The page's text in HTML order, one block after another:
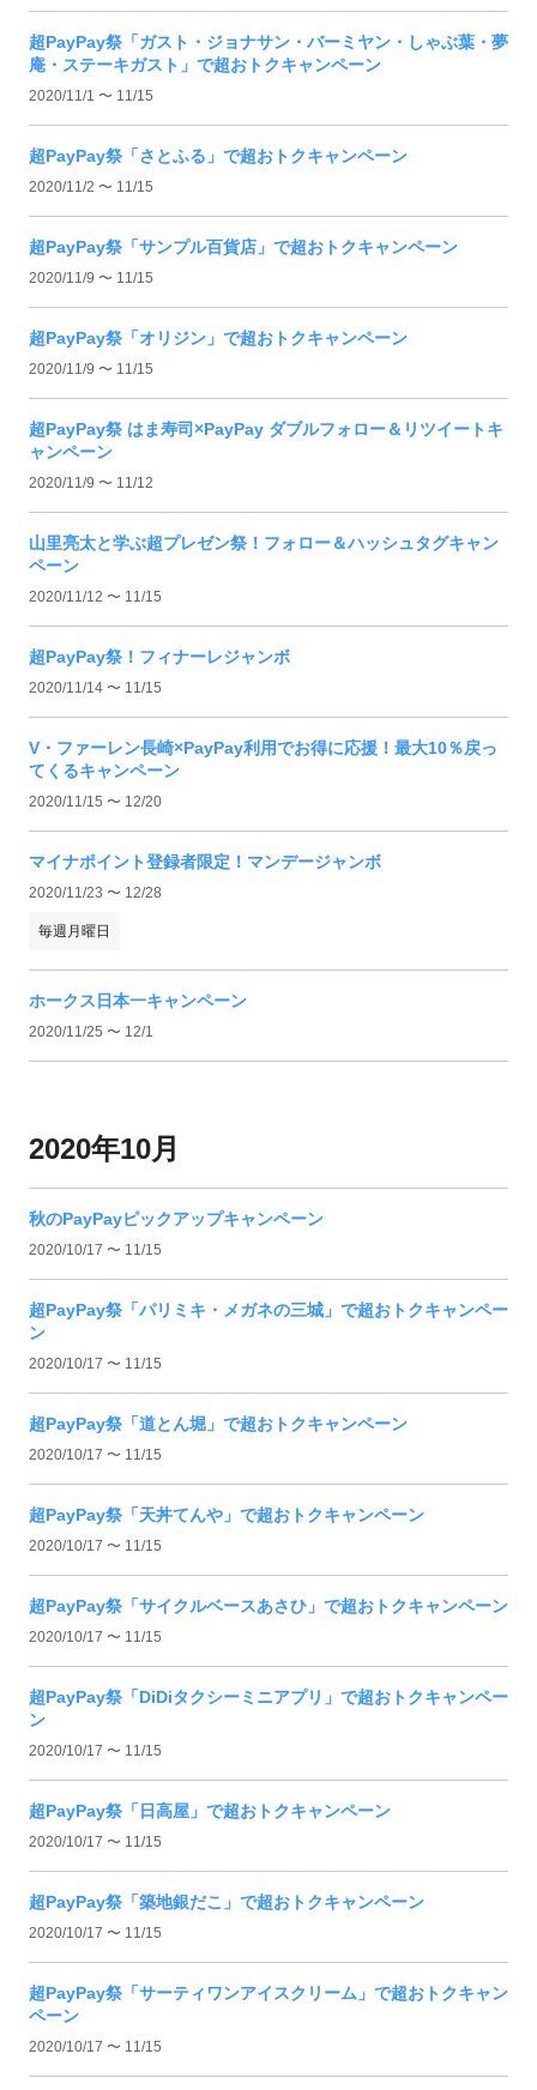
超PayPay祭「ガスト・ジョナサン・バーミヤン・しゃぶ葉・夢
庵・ステーキガスト」で超おトクキャンペーン
2020/11/1 〜 11/15
超PayPay祭「さとふる」で超おトクキャンペーン
2020/11/2 〜 11/15
超PayPay祭「サンプル百貨店」で超おトクキャンペーン
2020/11/9 〜 11/15
超PayPay祭「オリジン」で超おトクキャンペーン
2020/11/9 〜 11/15
超PayPay祭 はま寿司×PayPay ダブルフォロー＆リツイートキ
ャンペーン
2020/11/9 〜 11/12
山里亮太と学ぶ超プレゼン祭！フォロー＆ハッシュタグキャン
ペーン
2020/11/12 〜 11/15
超PayPay祭！フィナーレジャンボ
2020/11/14 〜 11/15
V・ファーレン長崎×PayPay利用でお得に応援！最大10％戻っ
てくるキャンペーン
2020/11/15 〜 12/20
マイナポイント登録者限定！マンデージャンボ
2020/11/23 〜 12/28
毎週月曜日
ホークス日本一キャンペーン
2020/11/25 〜 12/1
2020年10月
秋のPayPayピックアップキャンペーン
2020/10/17 〜 11/15
超PayPay祭「パリミキ・メガネの三城」で超おトクキャンペー
ン
2020/10/17 〜 11/15
超PayPay祭「道とん堀」で超おトクキャンペーン
2020/10/17 〜 11/15
超PayPay祭「天丼てんや」で超おトクキャンペーン
2020/10/17 〜 11/15
超PayPay祭「サイクルベースあさひ」で超おトクキャンペーン
2020/10/17 〜 11/15
超PayPay祭「DiDiタクシーミニアプリ」で超おトクキャンペー
ン
2020/10/17 〜 11/15
超PayPay祭「日高屋」で超おトクキャンペーン
2020/10/17 〜 11/15
超PayPay祭「築地銀だこ」で超おトクキャンペーン
2020/10/17 〜 11/15
超PayPay祭「サーティワンアイスクリーム」で超おトクキャン
ペーン
2020/10/17 〜 11/15